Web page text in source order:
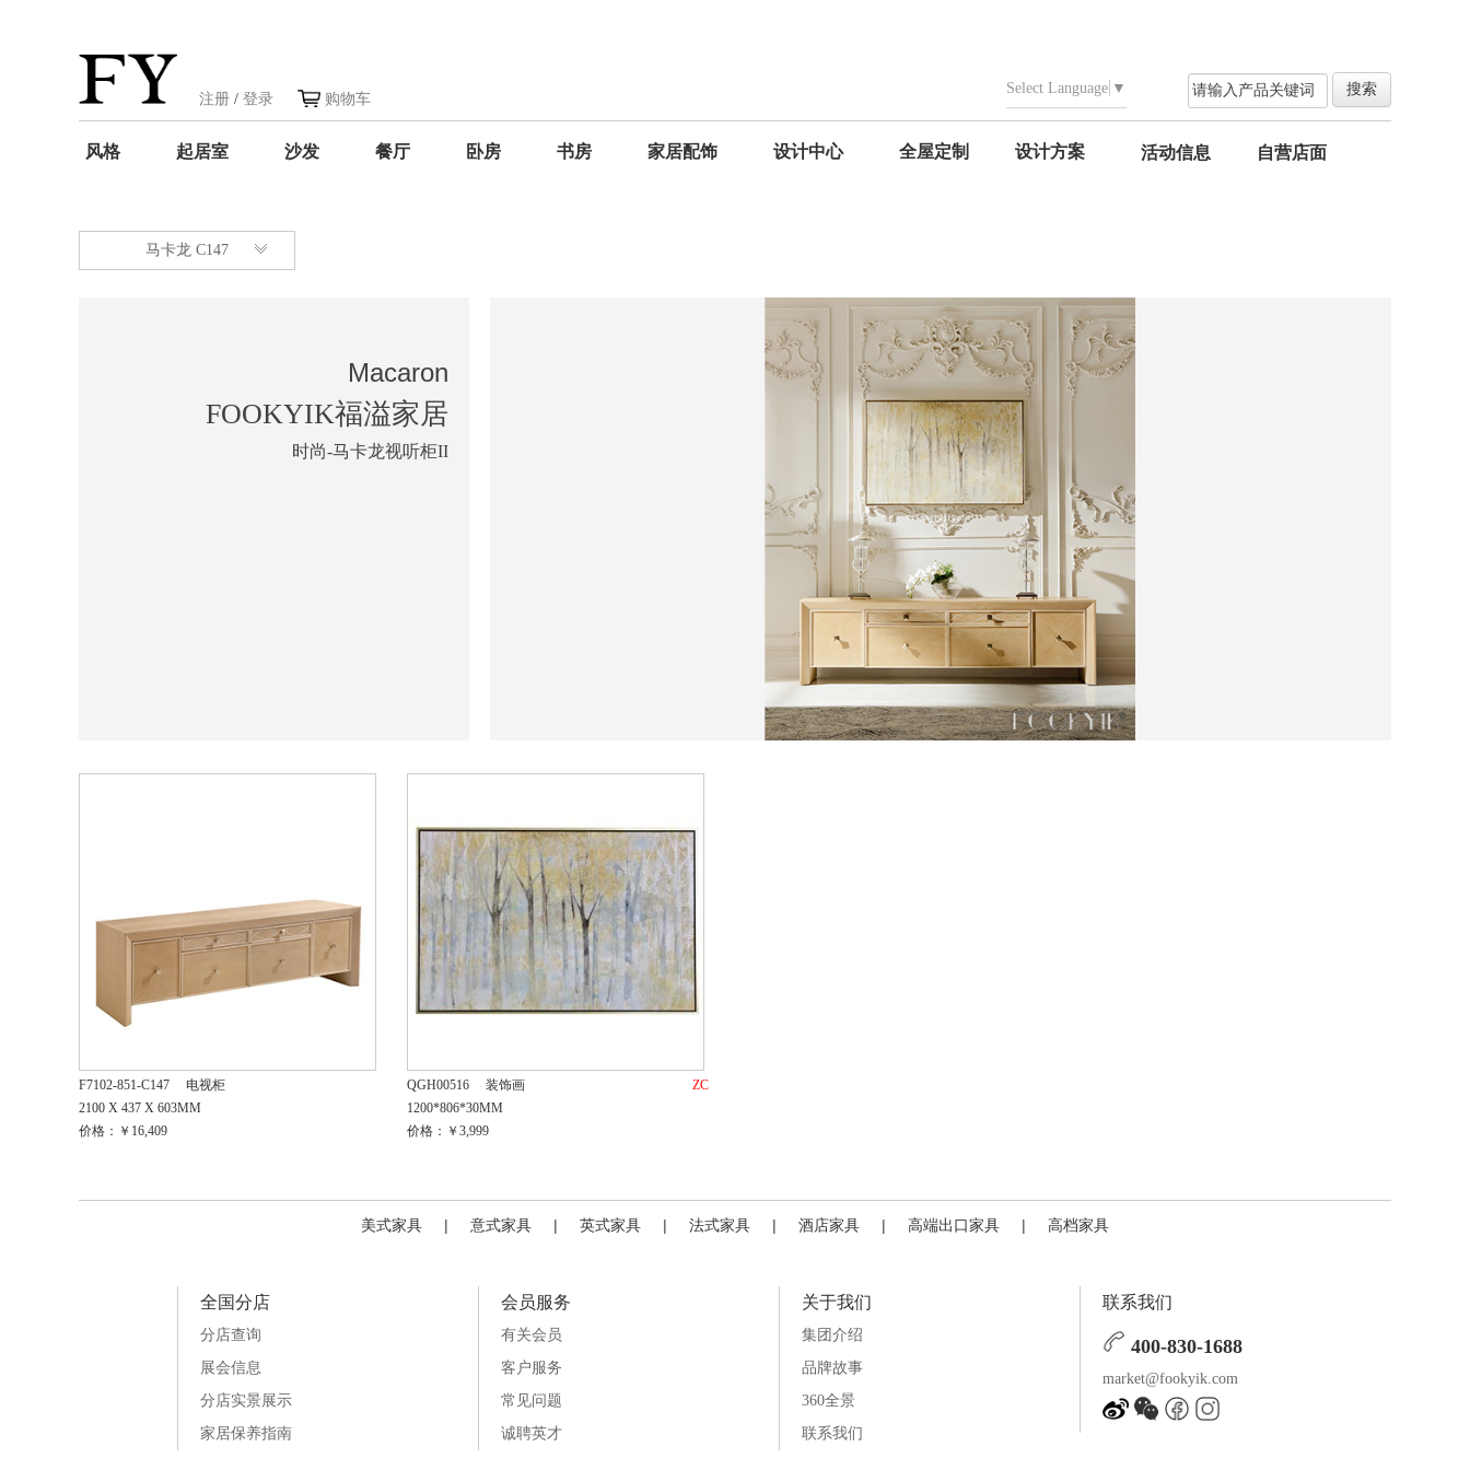
Select Language ▼
注册 / 登录 购物车
风格 起居室 沙发 餐厅 卧房 书房 家居配饰 设计中心 全屋定制 设计方案 活动信息 自营店面
马卡龙 C147
Macaron
FOOKYIK福溢家居
时尚-马卡龙视听柜II
F7102-851-C147
电视柜
2100 X 437 X 603MM
价格：￥16,409
QGH00516 装饰画
ZC
1200*806*30MM
价格：￥3,999
美式家具 | 意式家具 | 英式家具 | 法式家具 | 酒店家具 | 高端出口家具 | 高档家具
全国分店
分店查询
展会信息
分店实景展示
家居保养指南
会员服务
有关会员
客户服务
常见问题
诚聘英才
关于我们
集团介绍
品牌故事
360全景
联系我们
联系我们
400-830-1688
market@fookyik.com